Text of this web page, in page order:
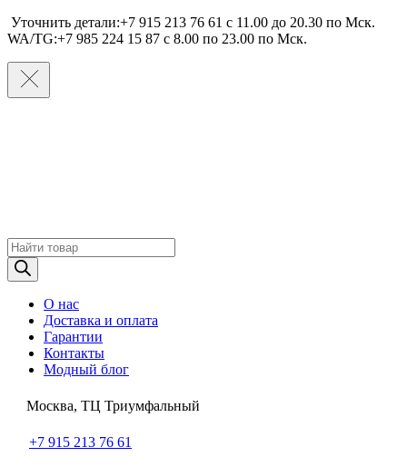
Уточнить детали:+7 915 213 76 61 c 11.00 до 20.30 по Мcк.
WA/TG:+7 985 224 15 87 c 8.00 по 23.00 по Мcк.
Поиск
товаров
О нас
Доставка и оплата
Гарантии
Контакты
Модный блог
Москва, ТЦ Триумфальный
+7 915 213 76 61